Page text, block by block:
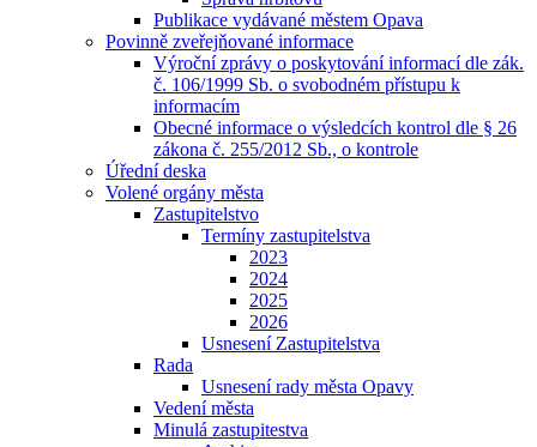
Publikace vydávané městem Opava
Povinně zveřejňované informace
Výroční zprávy o poskytování informací dle zák.
č. 106/1999 Sb. o svobodném přístupu k
informacím
Obecné informace o výsledcích kontrol dle § 26
zákona č. 255/2012 Sb., o kontrole
Úřední deska
Volené orgány města
Zastupitelstvo
Termíny zastupitelstva
2023
2024
2025
2026
Usnesení Zastupitelstva
Rada
Usnesení rady města Opavy
Vedení města
Minulá zastupitestva